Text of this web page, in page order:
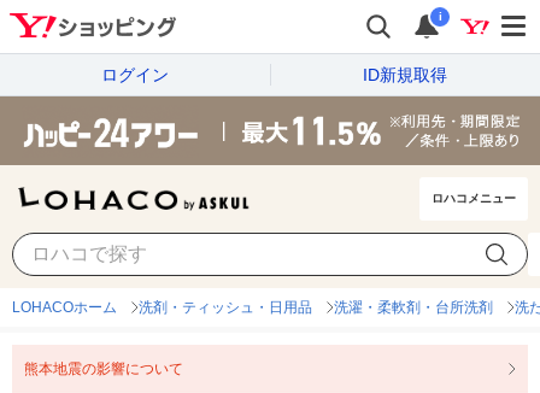
i
ログイン ID新規取得
ロハコメニュー
LOHACOホーム 洗剤・ティッシュ・日用品 洗濯・柔軟剤・台所洗剤 洗
熊本地震の影響について